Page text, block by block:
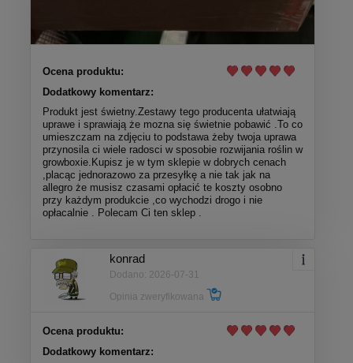
Ocena produktu:
Dodatkowy komentarz:
Produkt jest świetny.Zestawy tego producenta ułatwiają
uprawe i sprawiają że mozna się świetnie pobawić .To co
umieszczam na zdjęciu to podstawa żeby twoja uprawa
przynosila ci wiele radosci w sposobie rozwijania roślin w
growboxie.Kupisz je w tym sklepie w dobrych cenach
,placąc jednorazowo za przesyłkę a nie tak jak na
allegro że musisz czasami opłacić te koszty osobno
przy każdym produkcie ,co wychodzi drogo i nie
opłacalnie . Polecam Ci ten sklep .
konrad
Dodano: 2026-07-31
Opinia zweryfikowana
Ocena produktu:
Dodatkowy komentarz: